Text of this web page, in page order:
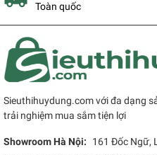
Toàn quốc
Sieuthihuydung.com với đa dạng
trải nghiệm mua sắm tiện lợi
Showroom Hà Nội:
161 Đốc Ngữ,